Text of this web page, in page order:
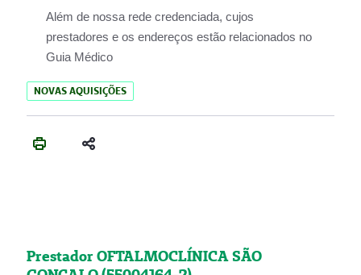
Além de nossa rede credenciada, cujos
prestadores e os endereços estão relacionados no
Guia Médico
NOVAS AQUISIÇÕES
Prestador OFTALMOCLÍNICA SÃO